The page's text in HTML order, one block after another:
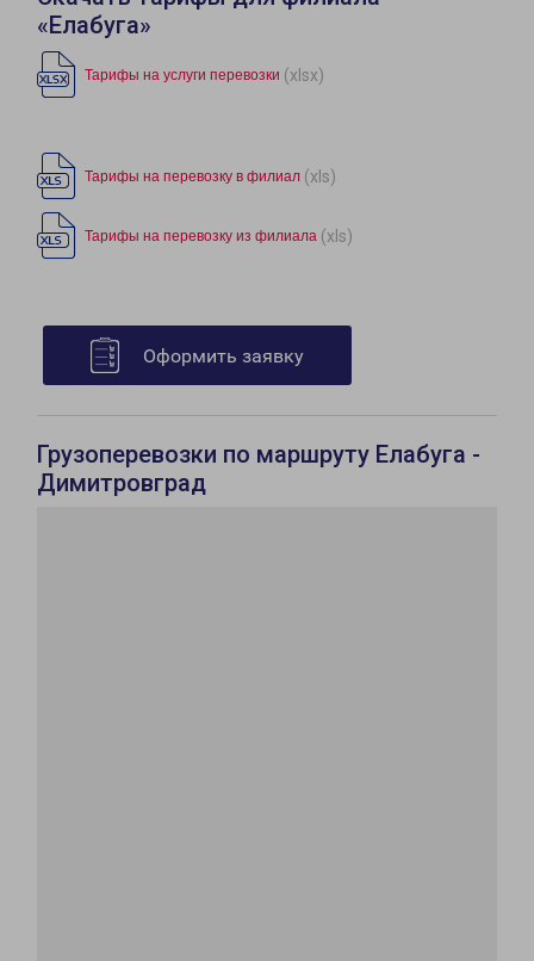
«Елабуга»
Тарифы на услуги перевозки (xlsx)
Тарифы на перевозку в филиал (xls)
Тарифы на перевозку из филиала (xls)
Оформить заявку
Грузоперевозки по маршруту Елабуга -
Димитровград